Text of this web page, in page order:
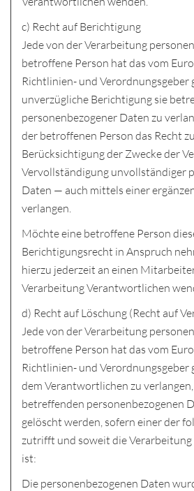
c) Recht auf Berichtigung
Jede von der Verarbeitung
betroffene Person hat das vom
Richtlinien- und Verordnungsgeber
unverzügliche Berichtigung sie
personenbezogener Daten zu
der betroffenen Person das Recht
Berücksichtigung der Zwecke der
Vervollständigung unvollständiger
Daten — auch mittels einer
verlangen.
Möchte eine betroffene Person
Berichtigungsrecht in Anspruch
hierzu jederzeit an einen
Verarbeitung Verantwortlichen
d) Recht auf Löschung (Recht auf
Jede von der Verarbeitung
betroffene Person hat das vom
Richtlinien- und Verordnungsgeber
dem Verantwortlichen zu verlangen,
betreffenden personenbezogenen
gelöscht werden, sofern einer der
zutrifft und soweit die
ist:
Die personenbezogenen Daten